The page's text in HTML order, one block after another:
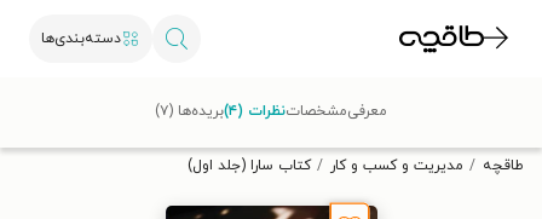
دسته‌بندی‌ها
تخفیف از طاقچه دریافت کن.
طاقچه مدیریت و کسب و کار کتاب سارا (جلد اول)
معرفیمشخصاتنظرات (۴) بریده‌ها (۷)